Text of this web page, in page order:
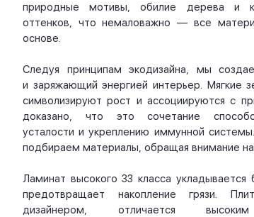
природные мотивы, обилие дерева и
оттенков, что немаловажно — все
основе.
Следуя принципам экодизайна, мы
и заряжающий энергией интерьер. Мягкие
символизируют рост и ассоциируются с
доказано, что это сочетание
усталости и укреплению иммунной
подбираем материалы, обращая внимание на
Ламинат высокого 33 класса укладывается
предотвращает накопление грязи.
дизайнером, отличается